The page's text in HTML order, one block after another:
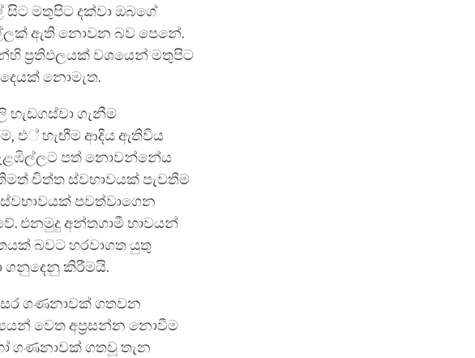
මතුපිට දක්වා ඔබගේ
ඇති නොවන බව පෙනේ.
ප්‍රතිඵලයක් වශයෙන් මතුපිට
නොමැත.
හැඩගස්වා ගැනීම
එ් හැඟීම ආදිය ඇතිවිය
පත් නොවන්නේය
චිත්ත ස්වභාවයක් පැවතීම
පවත්වාගෙන
එනමුදු අන්තගාමී භාවයන්
බවට හරවාගත යුතු
ගනුදෙනු කිරීමයි.
ගණනාවක් ගතවන
වෙත අප්‍රසන්න නොවීම
ගණනාවක් ගතවූ තැන